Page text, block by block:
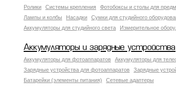
Ролики
Системы крепления
Фотобоксы и столы для
Лампы и колбы
Насадки
Сумки для студийного
Аккумуляторы для студийного света
Измерительное
Аккумуляторы и зарядные устройства
Аккумуляторы для фотоаппаратов
Аккумуляторы для
Зарядные устройства для фотоаппаратов
Зарядные
Батарейки (элементы питания)
Сетевые адаптеры